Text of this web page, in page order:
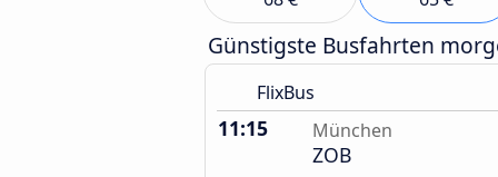
Günstigste Busfahrten
FlixBus
11:15 München
ZOB